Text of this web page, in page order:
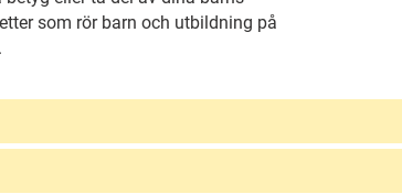
som rör barn och utbildning på